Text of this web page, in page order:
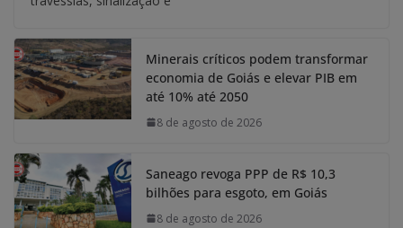
Minerais críticos podem transformar
economia de Goiás e elevar PIB em
até 10% até 2050
8 de agosto de 2026
Saneago revoga PPP de R$ 10,3
bilhões para esgoto, em Goiás
8 de agosto de 2026